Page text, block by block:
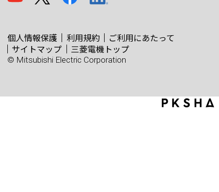
個人情報保護 利用規約
ご利用にあたって
サイトマップ
三菱電機トップ
© Mitsubishi Electric Corporation